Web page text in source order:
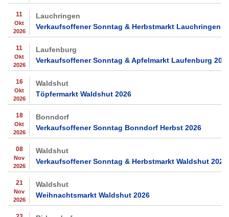
11
Okt
2026
Lauchringen
Verkaufsoffener Sonntag & Herbstmarkt Lauchringen
11
Okt
2026
Laufenburg
Verkaufsoffener Sonntag & Apfelmarkt Laufenburg
16
Okt
2026
Waldshut
Töpfermarkt Waldshut 2026
18
Okt
2026
Bonndorf
Verkaufsoffener Sonntag Bonndorf Herbst 2026
08
Nov
2026
Waldshut
Verkaufsoffener Sonntag & Herbstmarkt Waldshut 2026
21
Nov
2026
Waldshut
Weihnachtsmarkt Waldshut 2026